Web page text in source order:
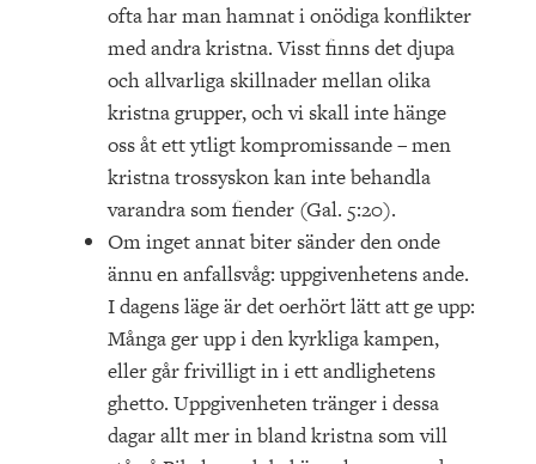
ofta har man hamnat i onödiga konflikter
med andra kristna. Visst finns det djupa
och allvarliga skillnader mellan olika
kristna grupper, och vi skall inte hänge
oss åt ett ytligt kompromissande – men
kristna trossyskon kan inte behandla
varandra som fiender (Gal. 5:20).
Om inget annat biter sänder den onde
ännu en anfallsvåg: uppgivenhetens ande.
I dagens läge är det oerhört lätt att ge upp:
Många ger upp i den kyrkliga kampen,
eller går frivilligt in i ett andlighetens
ghetto. Uppgivenheten tränger i dessa
dagar allt mer in bland kristna som vill